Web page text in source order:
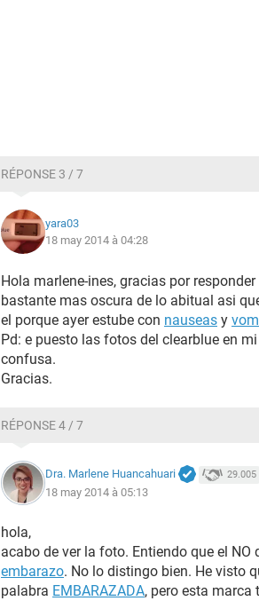
RÉPONSE 3 / 7
yara03
18 may 2014 à 04:28
Hola marlene-ines, gracias por
bastante mas oscura de lo abitual asi
el porque ayer estube con nauseas y
Pd: e puesto las fotos del clearblue en
confusa.
Gracias.
RÉPONSE 4 / 7
Dra. Marlene Huancahuari 29.005
18 may 2014 à 05:13
hola,
acabo de ver la foto. Entiendo que el
embarazo. No lo distingo bien. He visto
palabra EMBARAZADA, pero esta